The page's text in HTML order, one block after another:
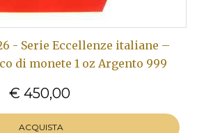
- Serie Eccellenze italiane –
di monete 1 oz Argento 999
€ 450,00
ACQUISTA